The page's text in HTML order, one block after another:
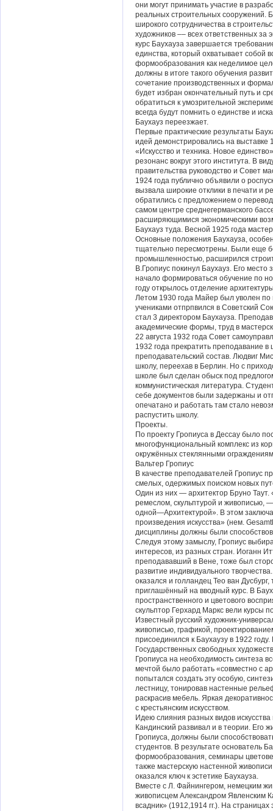
они могут принимать участие в
реальных строительных сооружений.
широкого сотрудничества в
художников –– всех ответственных за
курс Баухауза завершается
единства, который охватывает собой
формообразования как неделимое
должны в итоге такого обучения
сочетание производственных и
будет избран окончательный путь и
обратиться к умозрительной
всегда будут помнить о единстве и
Баухауз переезжает.
Первые практические результаты
идей демонстрировались на
«Искусство и техника. Новое
резонанс вокруг этого института. В
правительства руководство и Совет
1924 года публично объявили о
вызвала широкие отклики в печати и
обратились с предложением о
самом центре среднегерманского
расширяющимися экономическими
Баухауз туда. Весной 1925 года
Основные положения Баухауза,
тщательно пересмотрены. Были еще
промышленностью, расширился
В.Гропиус покинул Баухауз. Его
начало формироваться обучение по
году открылось отделение
Летом 1930 года Майер был уволен
учениками отпрпвился в Советский
стал 3 директором Баухауза.
академические формы, труд в
22 августа 1932 года Совет
1932 года прекратить преподавание в
преподавательский состав. Людвиг
школу, переехав в Берлин. Но с
школе был сделан обыск под
коммунистическая литература.
себе документов были задержаны и
опечатано и работать там стало
распустить школу.
Проекты.
По проекту Гропиуса в Дессау было
многофункциональный комплекс из
окружённых стеклянными
Вальтер Гропиус
В качестве преподавателей Гропиус
смелых, одержимых поиском новых
Один из них — архитектор Бруно
ремеслом, скульптурой и живописью,
одной—Архитектурой». В этом
произведения искусства» (нем.
дисциплины должны были
Следуя этому замыслу, Гропиус
интересов, из разных стран. Иоганн
преподававший в Вене, тоже был
развитие индивидуального
оказался и голландец Тео ван
приглашённый на вводный курс. В
пространственного и цветового
скульптор Герхард Маркс вели курсы
Известный русский художник-
живописью, графикой,
присоединился к Баухаузу в 1922
Государственных свободных
Гропиуса на необходимость синтеза
мечтой было работать «совместно с
попытался создать эту особую,
лестницу, тонировав настенные
раскрасив мебель. Яркая
с крестьянским искусством.
Идею слияния разных видов
Кандинский развивал и в теории. Его
Гропиуса, должны были
студентов. В результате основатель
формообразования, семинары
также мастерскую настенной
оказался ключ к эстетике Баухауза.
Вместе с Л. Файнингером, немецким
живописцем Александром Явленским
всадник» (1912,1914 гг.). На страницах